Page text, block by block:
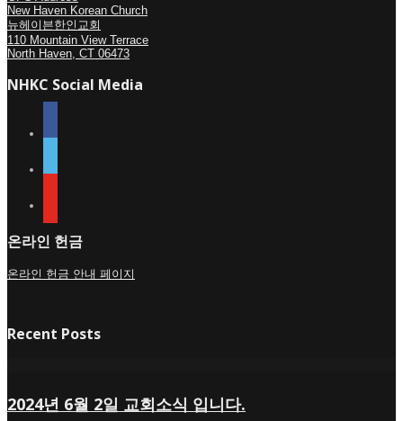
New Haven Korean Church
뉴헤이븐한인교회
110 Mountain View Terrace
North Haven, CT 06473
NHKC Social Media
온라인 헌금
온라인 헌금 안내 페이지
Recent Posts
2024년 6월 2일 교회소식 입니다.